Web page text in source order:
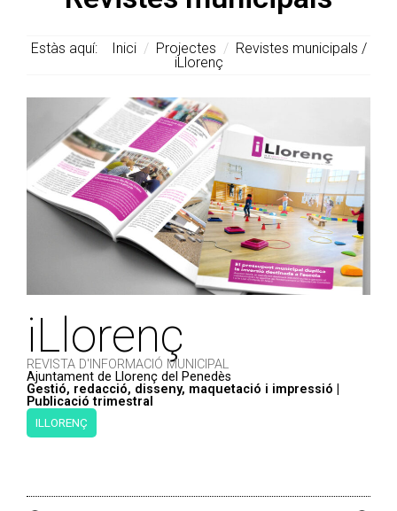
Estàs aquí: Inici / Projectes /Revistes municipals /
iLlorenç
iLlorenç
REVISTA D'INFORMACIÓ MUNICIPAL
Ajuntament de Llorenç del Penedès
Gestió, redacció, disseny, maquetació i impressió |
Publicació trimestral
ILLORENÇ